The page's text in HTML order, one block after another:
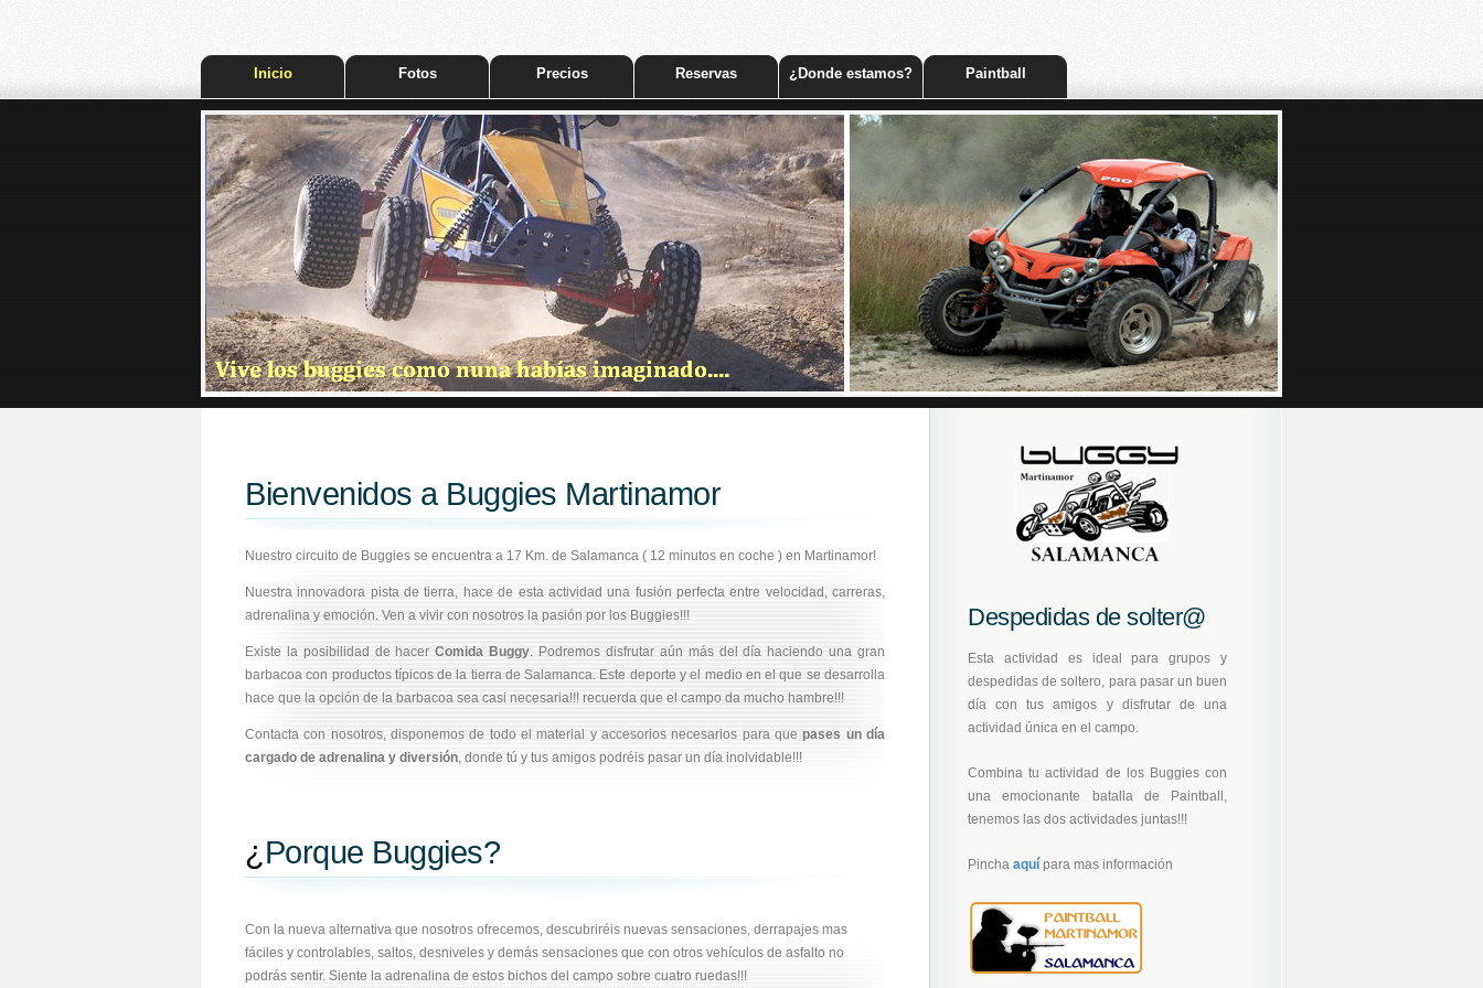
Inicio Fotos Precios Reservas ¿Donde estamos? Paintball
Bienvenidos a Buggies Martinamor
Nuestro circuito de Buggies se encuentra a 17 Km. de Salamanca ( 12 minutos en coche ) en Martinamor!
Nuestra innovadora pista de tierra, hace de esta actividad una fusión perfecta entre velocidad, carreras,
adrenalina y emoción. Ven a vivir con nosotros la pasión por los Buggies!!!
Existe la posibilidad de hacerComida Buggy. Podremos disfrutar aún más del día haciendo una gran
barbacoa con productos típicos de la tierra de Salamanca. Este deporte y el medio en el que se desarrolla
hace que la opción de la barbacoa sea casi necesaria!!! recuerda que el campo da mucho hambre!!!
Contacta con nosotros, disponemos de todo el material y accesorios necesarios para que pases un día
cargado de adrenalina y diversión, donde tú y tus amigos podréis pasar un día inolvidable!!!
¿ Porque Buggies?
Con la nueva alternativa que nosotros ofrecemos, descubriréis nuevas sensaciones, derrapajes mas
fáciles y controlables, saltos, desniveles y demás sensaciones que con otros vehículos de asfalto no
podrás sentir. Siente la adrenalina de estos bichos del campo sobre cuatro ruedas!!!
Despedidas de solter@
Esta actividad es ideal para grupos y
despedidas de soltero, para pasar un buen
día con tus amigos y disfrutar de una
actividad única en el campo.
Combina tu actividad de los Buggies con
una emocionante batalla de Paintball,
tenemos las dos actividades juntas!!!
Pincha aquí para mas información